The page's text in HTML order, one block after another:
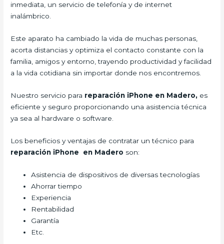
inmediata, un servicio de telefonía y de internet
inalámbrico.
Este aparato ha cambiado la vida de muchas personas,
acorta distancias y optimiza el contacto constante con la
familia, amigos y entorno, trayendo productividad y facilidad
a la vida cotidiana sin importar donde nos encontremos.
Nuestro servicio para reparación iPhone en Madero, es
eficiente y seguro proporcionando una asistencia técnica
ya sea al hardware o software.
Los beneficios y ventajas de contratar un técnico para
reparación iPhone en Madero son:
Asistencia de dispositivos de diversas tecnologías
Ahorrar tiempo
Experiencia
Rentabilidad
Garantía
Etc.